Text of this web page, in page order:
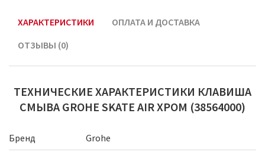
ХАРАКТЕРИСТИКИ
ОПЛАТА И ДОСТАВКА
ОТЗЫВЫ (0)
ТЕХНИЧЕСКИЕ ХАРАКТЕРИСТИКИ КЛАВИША
СМЫВА GROHE SKATE AIR ХРОМ (38564000)
Бренд
Grohe